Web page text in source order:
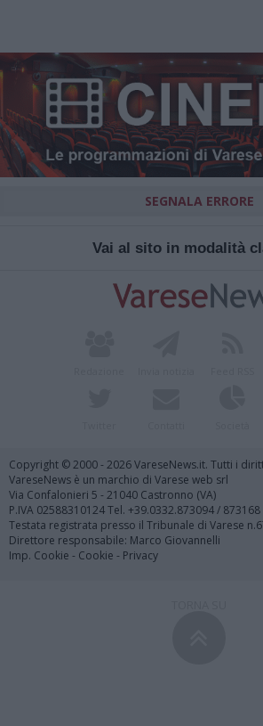
SEGNALA ERRORE
Vai al sito in modalità
Copyright © 2000 - 2026 VareseNews.it. Tutti i
VareseNews è un marchio di Varese web srl
Via Confalonieri 5 - 21040 Castronno (VA)
P.IVA 02588310124 Tel. +39.0332.873094 / 873168
Testata registrata presso il Tribunale di Varese
Direttore responsabile: Marco Giovannelli
Imp. Cookie - Cookie - Privacy